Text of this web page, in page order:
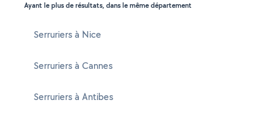
Ayant le plus de résultats, dans le même département
Serruriers à Nice
Serruriers à Cannes
Serruriers à Antibes